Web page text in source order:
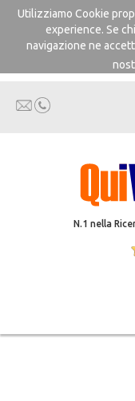
Utilizziamo Cookie
experience. Se
navigazione ne
N.1 nella